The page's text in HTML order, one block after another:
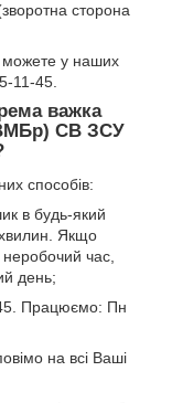
сторона
можете у наших
11-45.
важка
СВ ЗСУ
способів:
в будь-який
Якщо
час,
день;
Працюємо: Пн
на всі Ваші